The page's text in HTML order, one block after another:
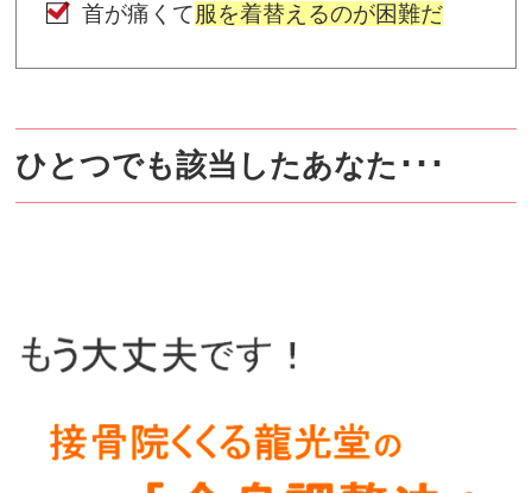
首が痛くて服を着替えるのが困難だ
ひとつでも該当したあなた･･･